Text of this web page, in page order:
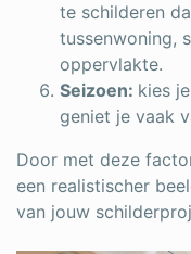
te schilderen
tussenwoning,
oppervlakte.
Seizoen: kies
geniet je vaak
Door met deze
een realistischer
van jouw